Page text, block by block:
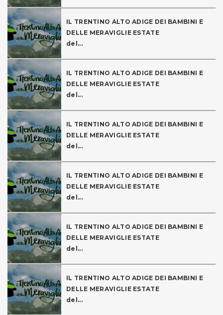
IL TRENTINO ALTO ADIGE DEI BAMBINI E
DELLE MERAVIGLIE ESTATE
del...
IL TRENTINO ALTO ADIGE DEI BAMBINI E
DELLE MERAVIGLIE ESTATE
del...
IL TRENTINO ALTO ADIGE DEI BAMBINI E
DELLE MERAVIGLIE ESTATE
del...
IL TRENTINO ALTO ADIGE DEI BAMBINI E
DELLE MERAVIGLIE ESTATE
del...
IL TRENTINO ALTO ADIGE DEI BAMBINI E
DELLE MERAVIGLIE ESTATE
del...
IL TRENTINO ALTO ADIGE DEI BAMBINI E
DELLE MERAVIGLIE ESTATE
del...